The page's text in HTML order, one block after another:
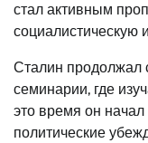
стал активным
социалистическую
Сталин продолжал
семинарии, где
это время он
политические